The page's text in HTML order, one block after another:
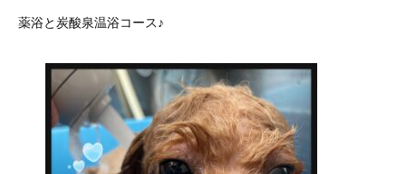
薬浴と炭酸泉温浴コース♪